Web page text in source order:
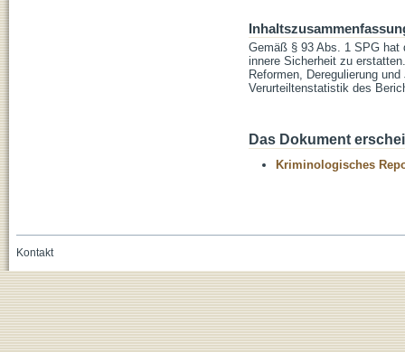
Gemäß § 93 Abs. 1 SPG hat
innere Sicherheit zu
Reformen, Deregulierung
Verurteiltenstatistik des
Das Dokument
Kriminologisches
Kontakt